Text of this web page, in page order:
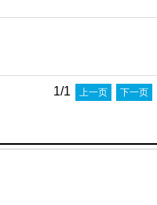
1/1 上一页 下一页